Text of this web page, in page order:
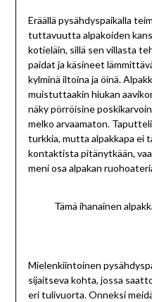
Eräällä pysähdyspaikalla
tuttavuutta alpakoiden
kotieläin, sillä sen villasta
paidat ja käsineet
kylminä iltoina ja öinä.
muistuttaakin hiukan
näky pörröisine
melko arvaamaton.
turkkia, mutta alpakkapa ei
kontaktista pitänytkään,
meni osa alpakan
Tämä ihanainen
Mielenkiintoinen
sijaitseva kohta, jossa
eri tulivuorta. Onneksi